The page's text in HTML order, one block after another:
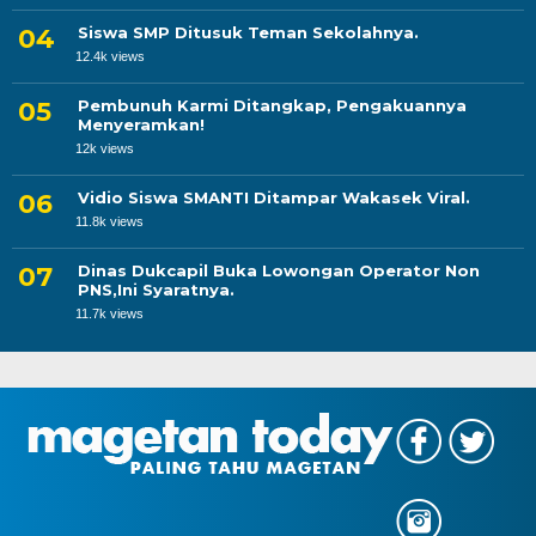
Siswa SMP Ditusuk Teman Sekolahnya.
12.4k views
Pembunuh Karmi Ditangkap, Pengakuannya
Menyeramkan!
12k views
Vidio Siswa SMANTI Ditampar Wakasek Viral.
11.8k views
Dinas Dukcapil Buka Lowongan Operator Non
PNS,Ini Syaratnya.
11.7k views